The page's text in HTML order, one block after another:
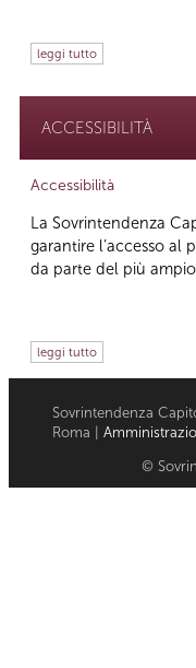
leggi tutto
ACCESSIBILITÀ
Accessibilità
La Sovrintendenza
garantire l’accesso
da parte del più
leggi tutto
Sovrintendenza
Roma |
©